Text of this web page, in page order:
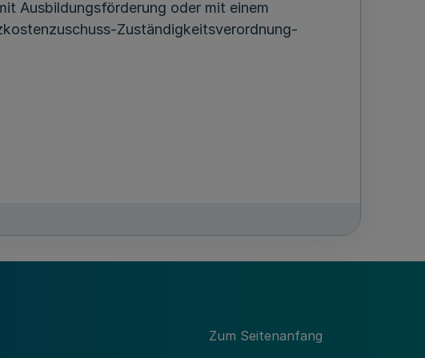
Ausbildungsförderung oder mit einem
Zuständigkeitsverordnung-
Zum Seitenanfang